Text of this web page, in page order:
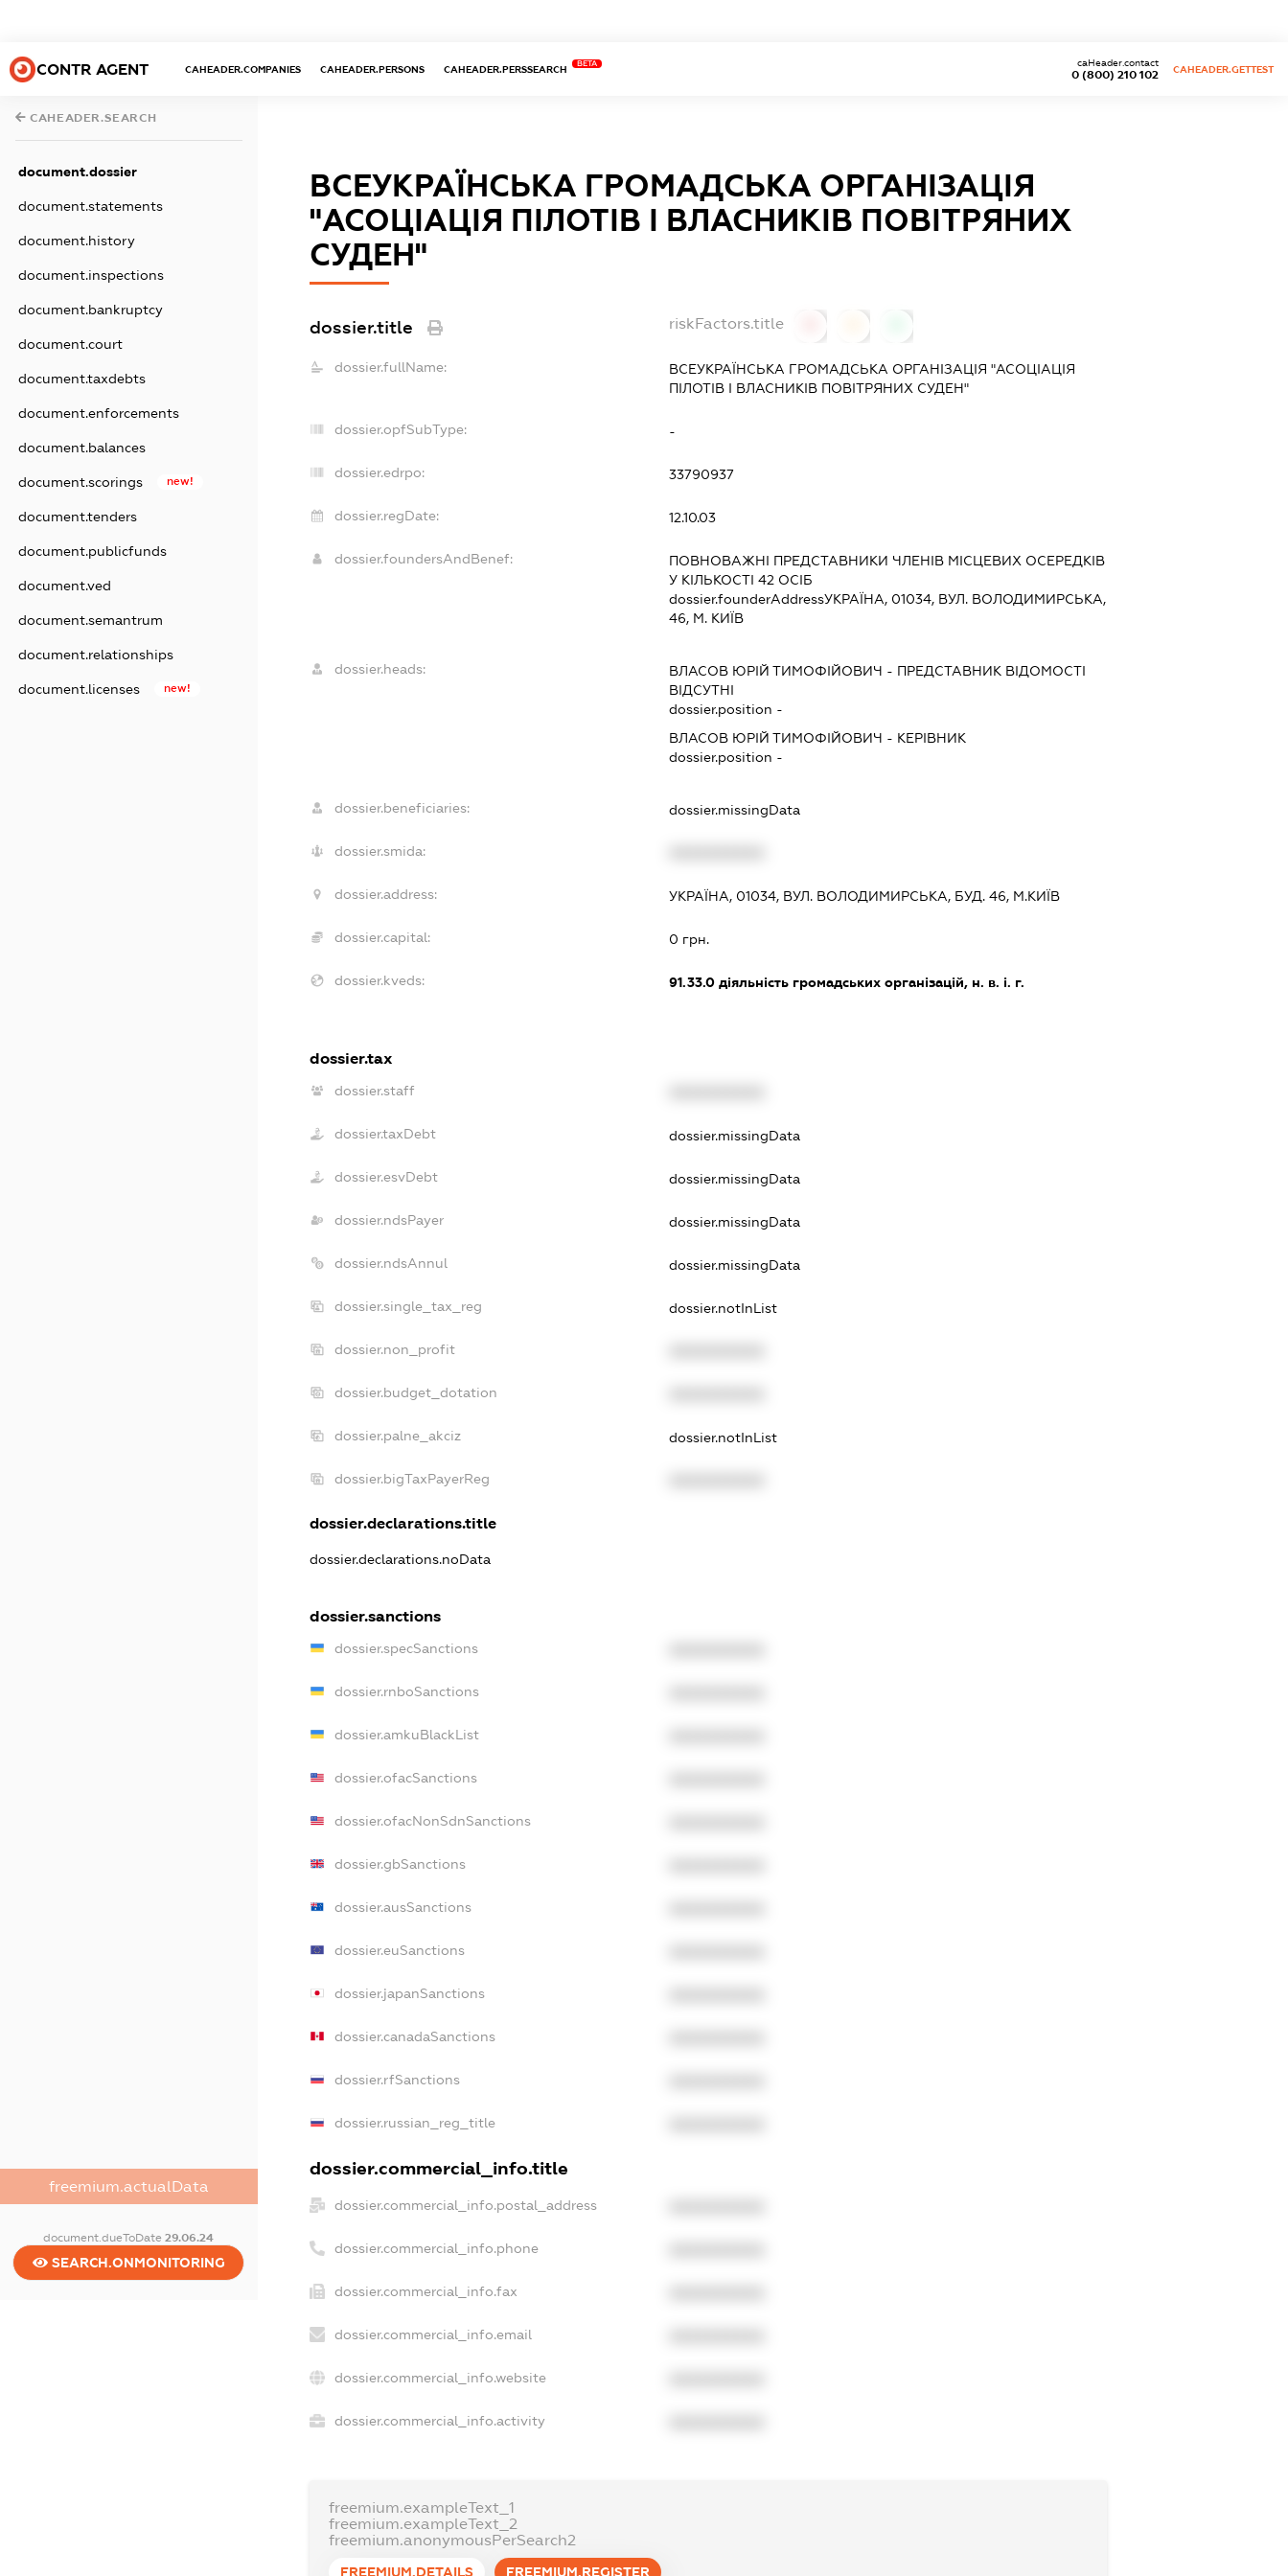
CONTR AGENT CAHEADER.COMPANIES CAHEADER.PERSONS CAHEADER.PERSSEARCH
BETA
0 (800) 210 102
caHeader.contact
CAHEADER.GETTEST
CAHEADER.SEARCH
document.dossier
document.statements
document.history
document.inspections
document.bankruptcy
document.court
document.taxdebts
document.enforcements
document.balances
document.scorings new!
document.tenders
document.publicfunds
document.ved
document.semantrum
document.relationships
document.licenses new!
freemium.actualData
document.dueToDate29.06.24
SEARCH.ONMONITORING
ВСЕУКРАЇНСЬКА ГРОМАДСЬКА ОРГАНІЗАЦІЯ
"АСОЦІАЦІЯ ПІЛОТІВ І ВЛАСНИКІВ ПОВІТРЯНИХ
СУДЕН"
dossier.title riskFactors.title
dossier.fullName:
ВСЕУКРАЇНСЬКА ГРОМАДСЬКА ОРГАНІЗАЦІЯ "АСОЦІАЦІЯ
ПІЛОТІВ І ВЛАСНИКІВ ПОВІТРЯНИХ СУДЕН"
dossier.opfSubType: -
dossier.edrpo: 33790937
dossier.regDate: 12.10.03
dossier.foundersAndBenef:
ПОВНОВАЖНІ ПРЕДСТАВНИКИ ЧЛЕНІВ МІСЦЕВИХ ОСЕРЕДКІВ
У КІЛЬКОСТІ 42 ОСІБ
dossier.founderAddressУКРАЇНА, 01034, ВУЛ. ВОЛОДИМИРСЬКА,
46, М. КИЇВ
dossier.heads: ВЛАСОВ ЮРІЙ ТИМОФІЙОВИЧ - ПРЕДСТАВНИК ВІДОМОСТІ
ВІДСУТНІ
dossier.position -
ВЛАСОВ ЮРІЙ ТИМОФІЙОВИЧ - КЕРІВНИК
dossier.position -
dossier.beneficiaries: dossier.missingData
dossier.smida:
dossier.address: УКРАЇНА, 01034, ВУЛ. ВОЛОДИМИРСЬКА, БУД. 46, М.КИЇВ
dossier.capital: 0 грн.
dossier.kveds: 91.33.0діяльність громадських організацій, н. в. і. г.
dossier.tax
dossier.staff
dossier.taxDebt dossier.missingData
dossier.esvDebt dossier.missingData
dossier.ndsPayer dossier.missingData
dossier.ndsAnnul dossier.missingData
dossier.single_tax_reg dossier.notInList
dossier.non_profit
dossier.budget_dotation
dossier.palne_akciz dossier.notInList
dossier.bigTaxPayerReg
dossier.declarations.title
dossier.declarations.noData
dossier.sanctions
dossier.specSanctions
dossier.rnboSanctions
dossier.amkuBlackList
dossier.ofacSanctions
dossier.ofacNonSdnSanctions
dossier.gbSanctions
dossier.ausSanctions
dossier.euSanctions
dossier.japanSanctions
dossier.canadaSanctions
dossier.rfSanctions
dossier.russian_reg_title
dossier.commercial_info.title
dossier.commercial_info.postal_address
dossier.commercial_info.phone
dossier.commercial_info.fax
dossier.commercial_info.email
dossier.commercial_info.website
dossier.commercial_info.activity
freemium.exampleText_1
freemium.exampleText_2
freemium.anonymousPerSearch2
FREEMIUM.DETAILS FREEMIUM.REGISTER